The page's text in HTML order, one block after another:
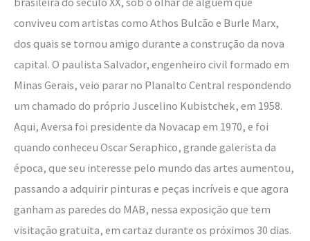
conviveu com artistas como Athos Bulcão e Burle Marx,
dos quais se tornou amigo durante a construção da nova
capital. O paulista Salvador, engenheiro civil formado em
Minas Gerais, veio parar no Planalto Central respondendo
um chamado do próprio Juscelino Kubistchek, em 1958.
Aqui, Aversa foi presidente da Novacap em 1970, e foi
quando conheceu Oscar Seraphico, grande galerista da
época, que seu interesse pelo mundo das artes aumentou,
passando a adquirir pinturas e peças incríveis e que agora
ganham as paredes do MAB, nessa exposição que tem
visitação gratuita, em cartaz durante os próximos 30 dias.